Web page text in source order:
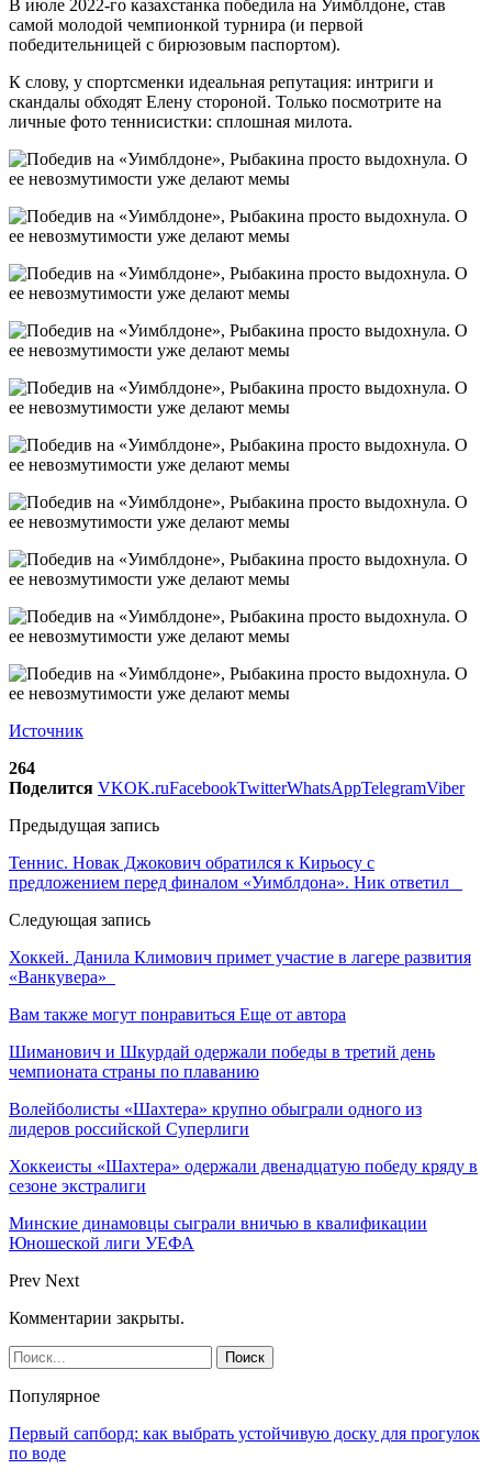
В июле 2022-го казахстанка победила на Уимблдоне, став
самой молодой чемпионкой турнира (и первой
победительницей с бирюзовым паспортом).
К слову, у спортсменки идеальная репутация: интриги и
скандалы обходят Елену стороной. Только посмотрите на
личные фото теннисистки: сплошная милота.
Источник
264
Поделится VKOK.ruFacebookTwitterWhatsAppTelegramViber
Предыдущая запись
Теннис. Новак Джокович обратился к Кирьосу с
предложением перед финалом «Уимблдона». Ник ответил
Следующая запись
Хоккей. Данила Климович примет участие в лагере развития
«Ванкувера»
Вам также могут понравиться Еще от автора
Шиманович и Шкурдай одержали победы в третий день
чемпионата страны по плаванию
Волейболисты «Шахтера» крупно обыграли одного из
лидеров российской Суперлиги
Хоккеисты «Шахтера» одержали двенадцатую победу кряду в
сезоне экстралиги
Минские динамовцы сыграли вничью в квалификации
Юношеской лиги УЕФА
Prev Next
Комментарии закрыты.
Популярное
Первый сапборд: как выбрать устойчивую доску для прогулок
по воде